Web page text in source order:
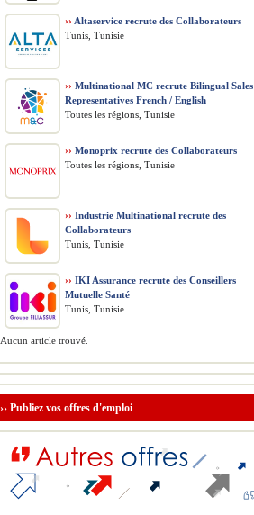
›› Altaservice recrute des Collaborateurs
Tunis, Tunisie
›› Multinational MC recrute Bilingual Sales
Representatives French / English
Toutes les régions, Tunisie
›› Monoprix recrute des Collaborateurs
Toutes les régions, Tunisie
›› Industrie Multinational recrute des
Collaborateurs
Tunis, Tunisie
›› IKI Assurance recrute des Conseillers
Mutuelle Santé
Tunis, Tunisie
Aucun article trouvé.
›› Publiez vos offres d'emploi